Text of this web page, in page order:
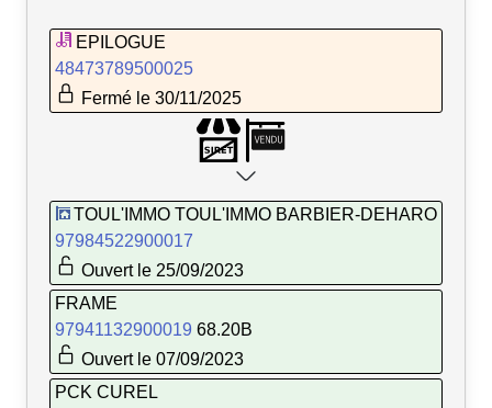
EPILOGUE
48473789500025
Fermé le 30/11/2025
TOUL'IMMO TOUL'IMMO BARBIER-DEHARO
97984522900017
Ouvert le 25/09/2023
FRAME
97941132900019 68.20B
Ouvert le 07/09/2023
PCK CUREL